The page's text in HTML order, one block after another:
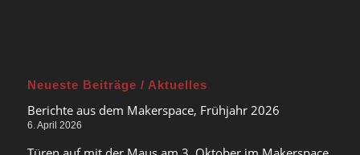
Neueste Beiträge / Aktuelles
Berichte aus dem Makerspace, Frühjahr 2026
6. April 2026